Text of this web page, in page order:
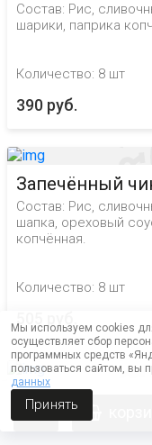
Состав: Рис,
шарики, паприка
Количество: 8 шт
390 руб.
Запечённый
Состав: Рис,
шапка, ореховый
копчённая.
Количество: 8 шт
Запечённый эби
Состав: Рис,
Мы используем cookies
осуществляет сбор
программных средств
пользоваться сайтом, вы
данных
Принять